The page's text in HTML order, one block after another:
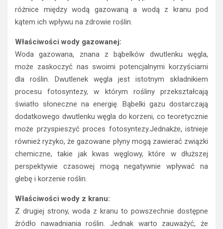
różnice między wodą gazowaną a wodą z kranu pod
kątem ich wpływu na zdrowie roślin.
Właściwości wody gazowanej:
Woda gazowana, znana z bąbelków dwutlenku węgla,
może zaskoczyć nas swoimi potencjalnymi korzyściami
dla roślin. Dwutlenek węgla jest istotnym składnikiem
procesu fotosyntezy, w którym rośliny przekształcają
światło słoneczne na energię. Bąbelki gazu dostarczają
dodatkowego dwutlenku węgla do korzeni, co teoretycznie
może przyspieszyć proces fotosyntezy.Jednakże, istnieje
również ryzyko, że gazowane płyny mogą zawierać związki
chemiczne, takie jak kwas węglowy, które w dłuższej
perspektywie czasowej mogą negatywnie wpływać na
glebę i korzenie roślin.
Właściwości wody z kranu:
Z drugiej strony, woda z kranu to powszechnie dostępne
źródło nawadniania roślin. Jednak warto zauważyć, że